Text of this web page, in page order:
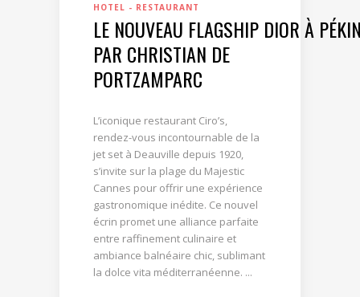
HOTEL - RESTAURANT
LE NOUVEAU FLAGSHIP DIOR À
PAR CHRISTIAN DE
PORTZAMPARC
L’iconique restaurant Ciro’s,
rendez-vous incontournable de la
jet set à Deauville depuis 1920,
s’invite sur la plage du Majestic
Cannes pour offrir une expérience
gastronomique inédite. Ce nouvel
écrin promet une alliance parfaite
entre raffinement culinaire et
ambiance balnéaire chic, sublimant
la dolce vita méditerranéenne. ...